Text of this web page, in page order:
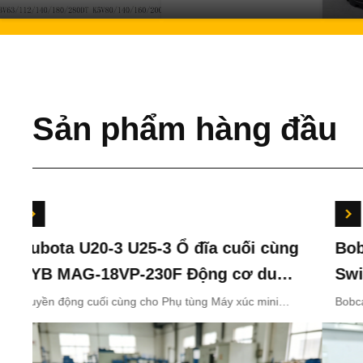
Sản phẩm hàng đầu
Kubota U20-3 U25-3 Ổ đĩa cuối cùng
KYB MAG-18VP-230F Động cơ du
lịch OEM B0240-18076 RB511-61290
RB559-61290 RC157-78000 cho các
bộ phận máy xúc mini
Truyền động cuối cùng cho Phụ tùng Máy xúc mini
chuyển B0240-18076 RB511-61290 RB559-61290
RC157-78000